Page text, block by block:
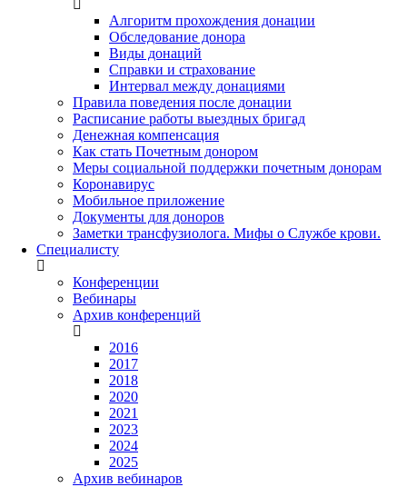
Алгоритм прохождения донации
Обследование донора
Виды донаций
Справки и страхование
Интервал между донациями
Правила поведения после донации
Расписание работы выездных бригад
Денежная компенсация
Как стать Почетным донором
Меры социальной поддержки почетным донорам
Коронавирус
Мобильное приложение
Документы для доноров
Заметки трансфузиолога. Мифы о Службе крови.
Специалисту
Конференции
Вебинары
Архив конференций
2016
2017
2018
2020
2021
2023
2024
2025
Архив вебинаров